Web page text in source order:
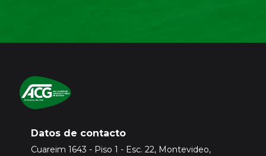
Datos de contacto
Cuareim 1643 - Piso 1 - Esc. 22, Montevideo,